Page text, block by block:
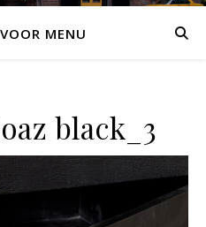
MENU
black_3